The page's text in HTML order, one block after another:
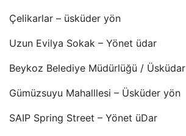
Çelikarlar – üsküder yön
Uzun Evilya Sokak – Yönet üdar
Beykoz Belediye Müdürlüğü / Üsküdar
Gümüzsuyu Mahalllesi – Üsküder yön
SAIP Spring Street – Yönet üDar